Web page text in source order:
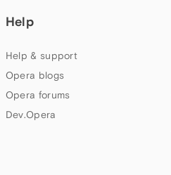
Help
Help & support
Opera blogs
Opera forums
Dev.Opera